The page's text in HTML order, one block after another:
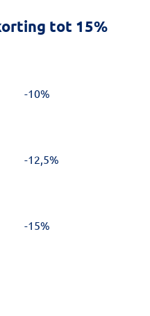
tot 15%
-10%
-12,5%
-15%